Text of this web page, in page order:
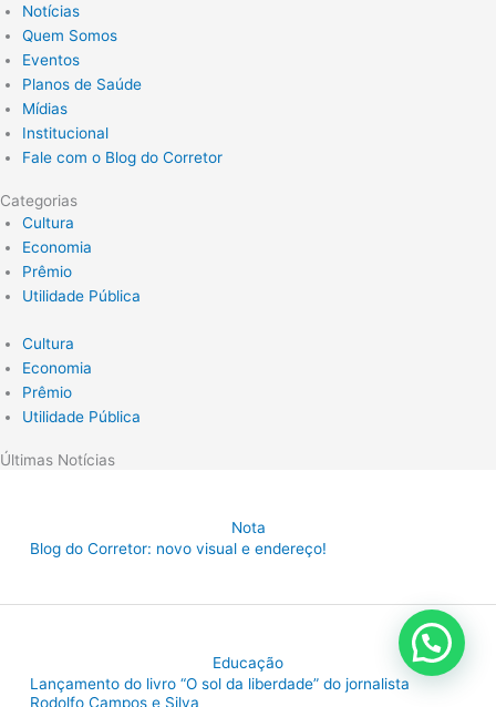
Notícias
Quem Somos
Eventos
Planos de Saúde
Mídias
Institucional
Fale com o Blog do Corretor
Categorias
Cultura
Economia
Prêmio
Utilidade Pública
Cultura
Economia
Prêmio
Utilidade Pública
Últimas Notícias
Nota
Blog do Corretor: novo visual e endereço!
Educação
Lançamento do livro “O sol da liberdade” do jornalista
Rodolfo Campos e Silva